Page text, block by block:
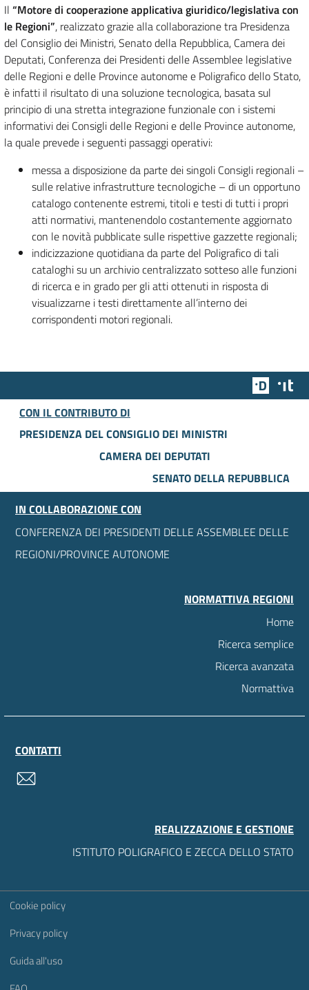
Il “Motore di cooperazione applicativa giuridico/legislativa con
le Regioni”, realizzato grazie alla collaborazione tra Presidenza
del Consiglio dei Ministri, Senato della Repubblica, Camera dei
Deputati, Conferenza dei Presidenti delle Assemblee legislative
delle Regioni e delle Province autonome e Poligrafico dello Stato,
è infatti il risultato di una soluzione tecnologica, basata sul
principio di una stretta integrazione funzionale con i sistemi
informativi dei Consigli delle Regioni e delle Province autonome,
la quale prevede i seguenti passaggi operativi:
messa a disposizione da parte dei singoli Consigli regionali –
sulle relative infrastrutture tecnologiche – di un opportuno
catalogo contenente estremi, titoli e testi di tutti i propri
atti normativi, mantenendolo costantemente aggiornato
con le novità pubblicate sulle rispettive gazzette regionali;
indicizzazione quotidiana da parte del Poligrafico di tali
cataloghi su un archivio centralizzato sotteso alle funzioni
di ricerca e in grado per gli atti ottenuti in risposta di
visualizzarne i testi direttamente all’interno dei
corrispondenti motori regionali.
Team
CON IL CONTRIBUTO DI
PRESIDENZA DEL CONSIGLIO DEI MINISTRI
CAMERA DEI DEPUTATI
SENATO DELLA REPUBBLICA
IN COLLABORAZIONE CON
CONFERENZA DEI PRESIDENTI DELLE ASSEMBLEE DELLE
REGIONI/PROVINCE AUTONOME
NORMATTIVA REGIONI
Home
Ricerca semplice
Ricerca avanzata
Normattiva
CONTATTI
REALIZZAZIONE E GESTIONE
ISTITUTO POLIGRAFICO E ZECCA DELLO STATO
Sezione Link Utili
Cookie policy
Privacy policy
Guida all'uso